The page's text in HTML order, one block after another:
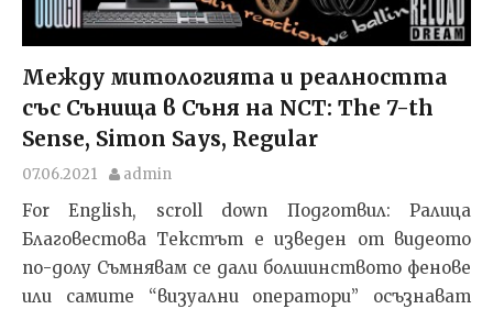
Между митологията и реалността
със Сънища в Съня на NCT: The 7-th
Sense, Simon Says, Regular
07.06.2021 admin
For English, scroll down Подготвил: Ралица
Благовестова Текстът e изведен от видеото
по-долу Съмнявам се дали болшинството фенове
или самите “визуални оператори” осъзнават